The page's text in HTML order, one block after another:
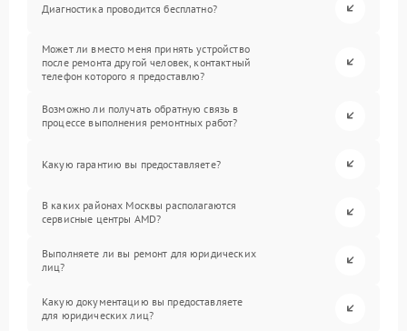
Диагностика проводится бесплатно?
Может ли вместо меня принять устройство
после ремонта другой человек, контактный
телефон которого я предоставлю?
Возможно ли получать обратную связь в
процессе выполнения ремонтных работ?
Какую гарантию вы предоставляете?
В каких районах Москвы располагаются
сервисные центры AMD?
Выполняете ли вы ремонт для юридических
лиц?
Какую документацию вы предоставляете
для юридических лиц?